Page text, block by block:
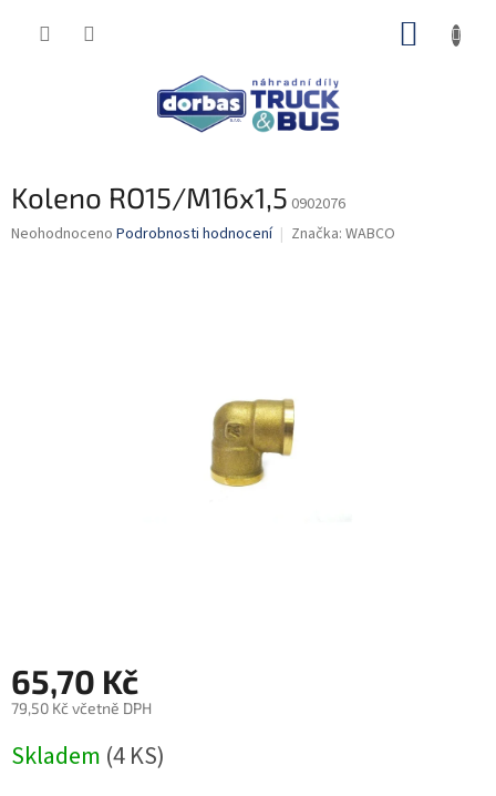
Koleno RO15/M16x1,5 0902076
Průměrné
Neohodnoceno Podrobnosti hodnocení Značka: WABCO
65,70 Kč
79,50 Kč včetně DPH
cena:
Skladem (4 KS)